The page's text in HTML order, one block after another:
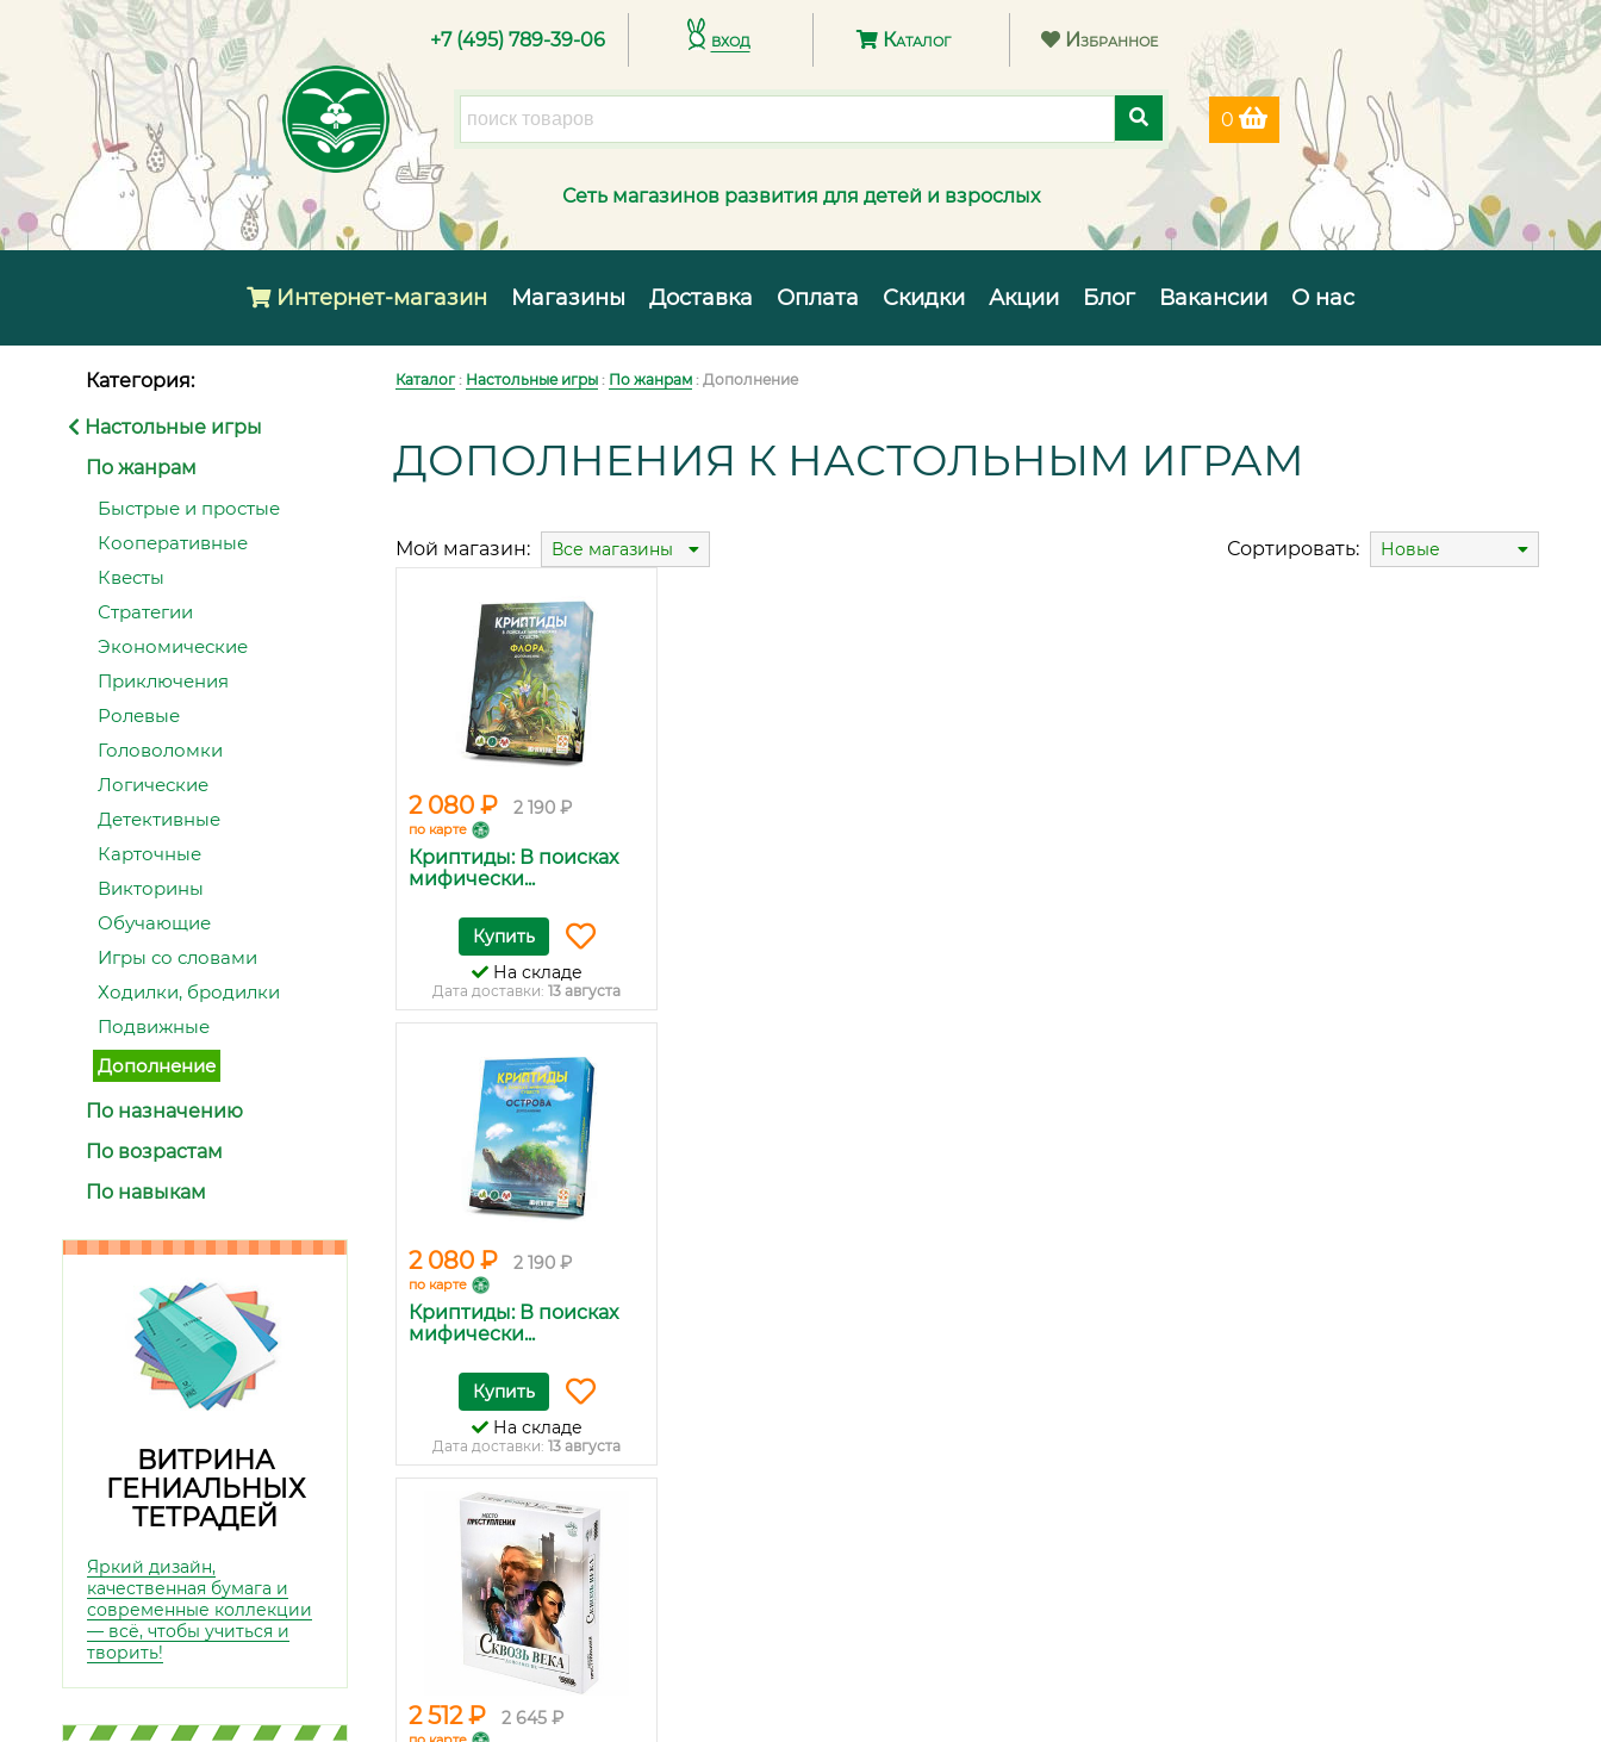
+7 (495) 789-39-06 вход Каталог Избранное
0
Сеть магазинов развития для детей и взрослых
Интернет-магазин Магазины Доставка Оплата Скидки Акции Блог Вакансии О нас
Категория:
Настольные игры
По жанрам
Быстрые и простые
Кооперативные
Квесты
Стратегии
Экономические
Приключения
Ролевые
Головоломки
Логические
Детективные
Карточные
Викторины
Обучающие
Игры со словами
Ходилки, бродилки
Подвижные
Дополнение
По назначению
По возрастам
По навыкам
ВИТРИНА
ГЕНИАЛЬНЫХ
ТЕТРАДЕЙ
Яркий дизайн,
качественная бумага и
современные коллекции
— всё, чтобы учиться и
творить!
Каталог: Настольные игры : По жанрам : Дополнение
ДОПОЛНЕНИЯ К НАСТОЛЬНЫМ ИГРАМ
Мой магазин: Все магазины Сортировать: Новые
2 080 ₽ 2 190 ₽
по карте
Криптиды: В поисках
мифически...
Купить
На складе
Дата доставки: 13 августа
2 080 ₽ 2 190 ₽
по карте
Криптиды: В поисках
мифически...
Купить
На складе
Дата доставки: 13 августа
2 512 ₽ 2 645 ₽